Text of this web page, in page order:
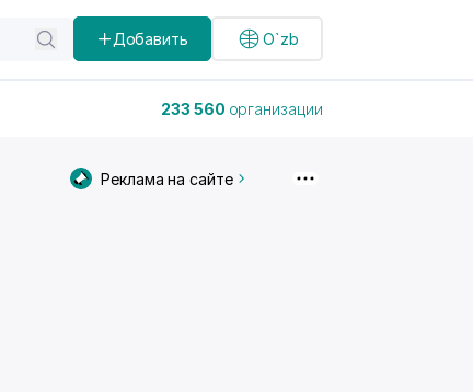
Добавить O`zb
233 560 организации
Реклама на сайте